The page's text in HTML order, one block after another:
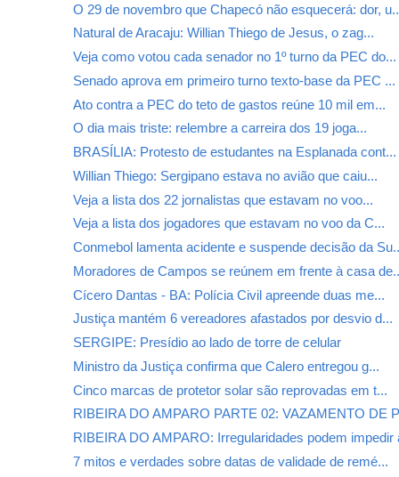
O 29 de novembro que Chapecó não esquecerá: dor,
Natural de Aracaju: Willian Thiego de Jesus, o zag...
Veja como votou cada senador no 1º turno da PEC do...
Senado aprova em primeiro turno texto-base da PEC ...
Ato contra a PEC do teto de gastos reúne 10 mil em...
O dia mais triste: relembre a carreira dos 19 joga...
BRASÍLIA: Protesto de estudantes na Esplanada cont...
Willian Thiego: Sergipano estava no avião que caiu...
Veja a lista dos 22 jornalistas que estavam no voo...
Veja a lista dos jogadores que estavam no voo da C...
Conmebol lamenta acidente e suspende decisão da
Moradores de Campos se reúnem em frente à casa
Cícero Dantas - BA: Polícia Civil apreende duas me...
Justiça mantém 6 vereadores afastados por desvio d...
SERGIPE: Presídio ao lado de torre de celular
Ministro da Justiça confirma que Calero entregou g...
Cinco marcas de protetor solar são reprovadas em t...
RIBEIRA DO AMPARO PARTE 02: VAZAMENTO DE
RIBEIRA DO AMPARO: Irregularidades podem impedir
7 mitos e verdades sobre datas de validade de remé...